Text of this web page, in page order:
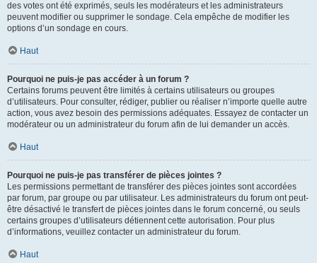
des votes ont été exprimés, seuls les modérateurs et les administrateurs
peuvent modifier ou supprimer le sondage. Cela empêche de modifier les
options d’un sondage en cours.
Haut
Pourquoi ne puis-je pas accéder à un forum ?
Certains forums peuvent être limités à certains utilisateurs ou groupes
d’utilisateurs. Pour consulter, rédiger, publier ou réaliser n’importe quelle autre
action, vous avez besoin des permissions adéquates. Essayez de contacter un
modérateur ou un administrateur du forum afin de lui demander un accès.
Haut
Pourquoi ne puis-je pas transférer de pièces jointes ?
Les permissions permettant de transférer des pièces jointes sont accordées
par forum, par groupe ou par utilisateur. Les administrateurs du forum ont peut-
être désactivé le transfert de pièces jointes dans le forum concerné, ou seuls
certains groupes d’utilisateurs détiennent cette autorisation. Pour plus
d’informations, veuillez contacter un administrateur du forum.
Haut